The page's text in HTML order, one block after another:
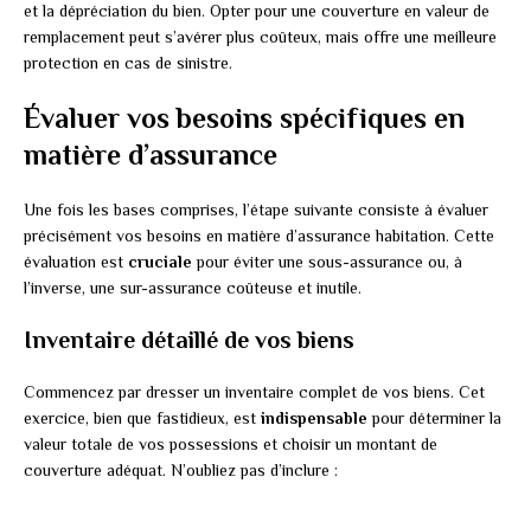
et la dépréciation du bien. Opter pour une couverture en valeur de
remplacement peut s’avérer plus coûteux, mais offre une meilleure
protection en cas de sinistre.
Évaluer vos besoins spécifiques en
matière d’assurance
Une fois les bases comprises, l’étape suivante consiste à évaluer
précisément vos besoins en matière d’assurance habitation. Cette
évaluation est cruciale pour éviter une sous-assurance ou, à
l’inverse, une sur-assurance coûteuse et inutile.
Inventaire détaillé de vos biens
Commencez par dresser un inventaire complet de vos biens. Cet
exercice, bien que fastidieux, est indispensable pour déterminer la
valeur totale de vos possessions et choisir un montant de
couverture adéquat. N’oubliez pas d’inclure :